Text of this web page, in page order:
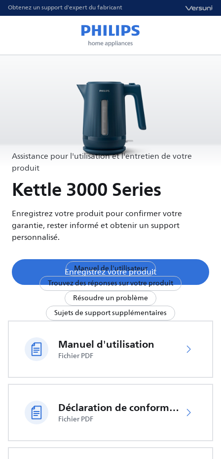
Obtenez un support d'expert du fabricant
Assistance pour l'utilisation et l'entretien de votre
produit
Kettle 3000 Series
Enregistrez votre produit pour confirmer votre
garantie, rester informé et obtenir un support
personnalisé.
Enregistrez votre produit
Manuel de l'utilisateur
Trouvez des réponses sur votre produit
Résoudre un problème
Sujets de support supplémentaires
Manuel d'utilisation
Fichier PDF
Déclaration de conformité UE
Fichier PDF